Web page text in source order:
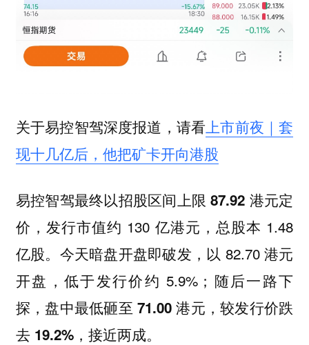
关于易控智驾深度报道，请看 上市前夜｜套
现十几亿后，他把矿卡开向港股
易控智驾最终以招股区间上限87.92 港元定
价，发行市值约 130 亿港元，总股本 1.48
亿股。今天暗盘开盘即破发， 以 82.70 港元
开盘，低于发行价约 5.9%；随后一路下
探，盘中最低砸至71.00 港元 ，较发行价跌
去 19.2%，接近两成。